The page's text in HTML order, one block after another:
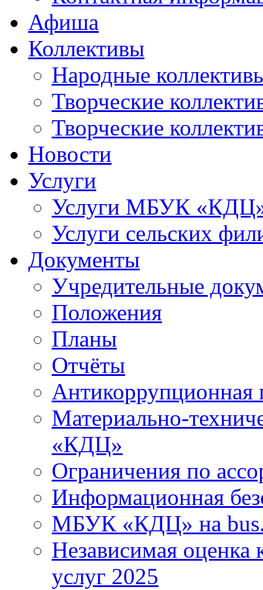
Афиша
Коллективы
Народные
Творческие
Творческие
Новости
Услуги
Услуги МБУК
Услуги сельских
Документы
Учредительные
Положения
Планы
Отчёты
Антикоррупционная
Материально-
«КДЦ»
Ограничения по
Информационная
МБУК «КДЦ» на
Независимая оценка
услуг 2025